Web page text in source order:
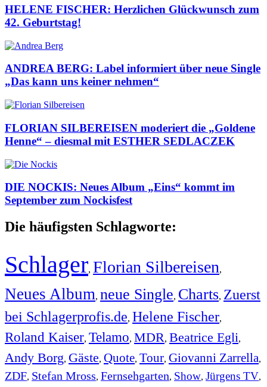
HELENE FISCHER: Herzlichen Glückwunsch zum
42. Geburtstag!
ANDREA BERG: Label informiert über neue Single
„Das kann uns keiner nehmen“
FLORIAN SILBEREISEN moderiert die „Goldene
Henne“ – diesmal mit ESTHER SEDLACZEK
DIE NOCKIS: Neues Album „Eins“ kommt im
September zum Nockisfest
Die häufigsten Schlagworte:
Schlager, Florian Silbereisen,
Neues Album, neue Single, Charts, Zuerst
bei Schlagerprofis.de, Helene Fischer,
Roland Kaiser, Telamo, MDR, Beatrice Egli,
Andy Borg, Gäste, Quote, Tour, Giovanni Zarrella,
ZDF, Stefan Mross, Fernsehgarten, Show, Jürgens TV,